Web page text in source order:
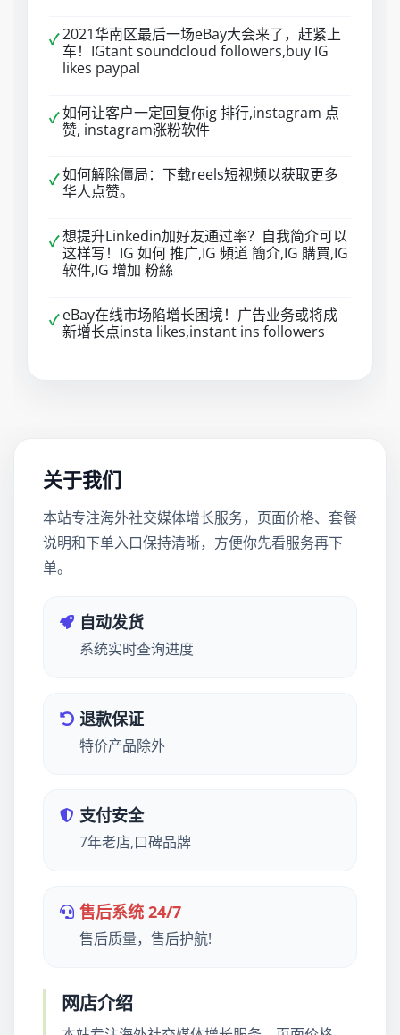
✓2021华南区最后一场eBay大会来了，赶紧上
车！IGtant soundcloud followers,buy IG
likes paypal
✓如何让客户一定回复你ig 排行,instagram 点
赞, instagram涨粉软件
✓如何解除僵局：下载reels短视频以获取更多
华人点赞。
✓想提升Linkedin加好友通过率？自我简介可以
这样写！IG 如何 推广,IG 頻道 簡介,IG 購買,IG
软件,IG 增加 粉絲
✓ eBay在线市场陷增长困境！广告业务或将成
新增长点insta likes,instant ins followers
关于我们
本站专注海外社交媒体增长服务，页面价格、套餐
说明和下单入口保持清晰，方便你先看服务再下
单。
自动发货
系统实时查询进度
退款保证
特价产品除外
支付安全
7年老店,口碑品牌
售后系统 24/7
售后质量，售后护航!
网店介绍